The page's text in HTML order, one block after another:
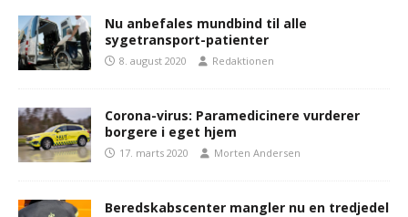
Nu anbefales mundbind til alle
sygetransport-patienter
8. august 2020 Redaktionen
Corona-virus: Paramedicinere vurderer
borgere i eget hjem
17. marts 2020 Morten Andersen
Beredskabscenter mangler nu en tredjedel